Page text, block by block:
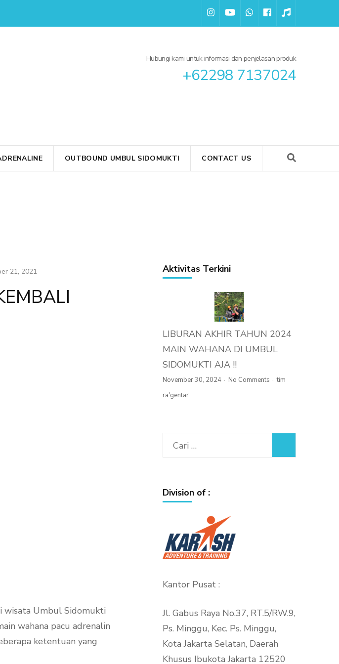
Hubungi kami untuk informasi dan penjelasan produk
+62298 7137024
OUTBOUND UMBUL SIDOMUKTI CONTACT US
21, 2021
wisata Umbul Sidomukti
wahana pacu adrenalin
ketentuan yang
Aktivitas Terkini
LIBURAN AKHIR TAHUN 2024
MAIN WAHANA DI UMBUL
SIDOMUKTI AJA !!
November 30, 2024 No Comments
tim
ra'gentar
Cari
untuk:
Division of :
Kantor Pusat :
Jl. Gabus Raya No.37, RT.5/RW.9,
Ps. Minggu, Kec. Ps. Minggu,
Kota Jakarta Selatan, Daerah
Khusus Ibukota Jakarta 12520